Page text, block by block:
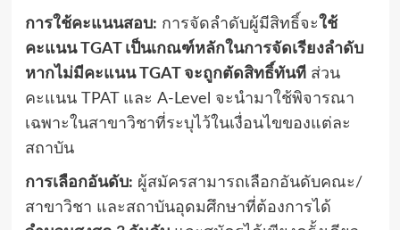
การใช้คะแนนสอบ: การจัดลำดับผู้มีสิทธิ์จะ ใช้
คะแนน TGAT เป็นเกณฑ์หลักในการจัดเรียงลำดับ
หากไม่มีคะแนน TGAT จะถูกตัดสิทธิ์ทันที ส่วน
คะแนน TPAT และ A-Level จะนำมาใช้พิจารณา
เฉพาะในสาขาวิชาที่ระบุไว้ในเงื่อนไขของแต่ละ
สถาบัน
การเลือกอันดับ: ผู้สมัครสามารถเลือกอันดับคณะ/
สาขาวิชา และสถาบันอุดมศึกษาที่ต้องการได้